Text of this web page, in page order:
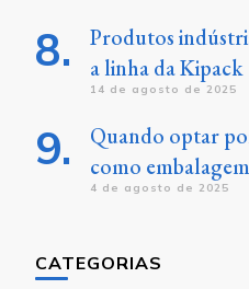
Produtos
a linha da Kipack
14 de agosto de 2025
Quando optar
como
4 de agosto de 2025
CATEGORIAS